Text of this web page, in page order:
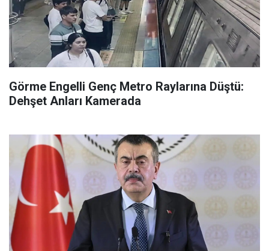
Görme Engelli Genç Metro Raylarına Düştü:
Dehşet Anları Kamerada